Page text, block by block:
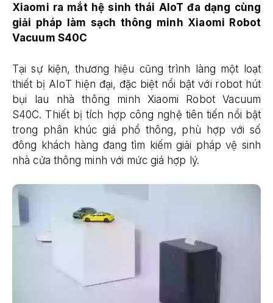
Xiaomi ra mắt hệ sinh thái AIoT đa dạng cùng
giải pháp làm sạch thông minh Xiaomi Robot
Vacuum S40C
Tại sự kiện, thương hiệu cũng trình làng một loạt
thiết bị AIoT hiện đại, đặc biệt nổi bật với robot hút
bụi lau nhà thông minh Xiaomi Robot Vacuum
S40C. Thiết bị tích hợp công nghệ tiên tiến nổi bật
trong phân khúc giá phổ thông, phù hợp với số
đông khách hàng đang tìm kiếm giải pháp vệ sinh
nhà cửa thông minh với mức giá hợp lý.